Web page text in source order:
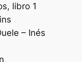
libro 1
– Inés